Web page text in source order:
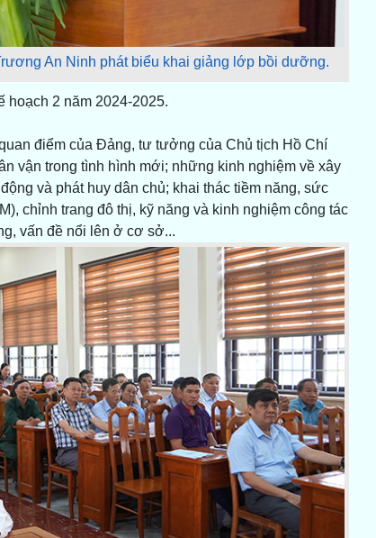
An Ninh phát biểu khai giảng lớp bồi dưỡng.
hoạch 2 năm 2024-2025.
điểm của Đảng, tư tưởng của Chủ tịch Hồ Chí
vận trong tình hình mới; những kinh nghiệm về xây
và phát huy dân chủ; khai thác tiềm năng, sức
chỉnh trang đô thị, kỹ năng và kinh nghiệm công tác
vấn đề nổi lên ở cơ sở...